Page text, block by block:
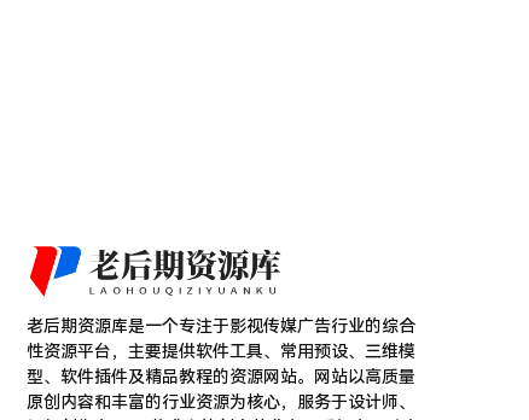
老后期资源库是一个专注于影视传媒广告行业的综合
性资源平台，主要提供软件工具、常用预设、三维模
型、软件插件及精品教程的资源网站。网站以高质量
原创内容和丰富的行业资源为核心，服务于设计师、